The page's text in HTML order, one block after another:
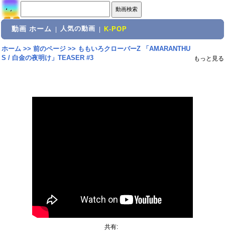
動画 ホーム 人気の動画 K-POP
ホーム>> 前のページ>> ももいろクローバーZ 「AMARANTHU
S / 白金の夜明け」TEASER #3
もっと見る
共有: